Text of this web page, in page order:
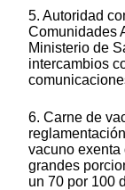
5. Autoridad
Comunidades
Ministerio de
intercambios
6. Carne de
vacuno exenta
grandes
un 70 por 100